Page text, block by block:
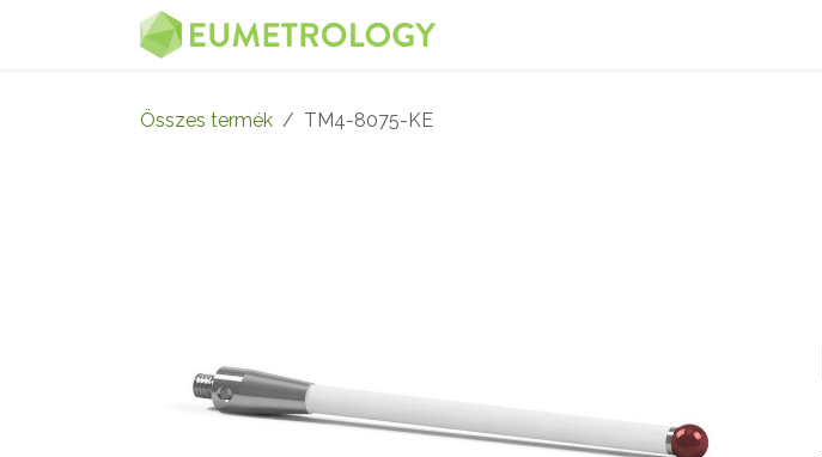
Kihagyás és továbblépés a tartalomhoz
Összes termék TM4-8075-KE